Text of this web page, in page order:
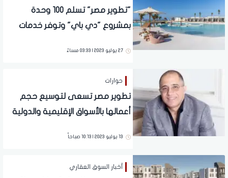
"تطوير مصر" تسلم 100 وحدة
بمشروع "دي باي" وتوفر خدمات
الصيف
27 يوليو 2023 | 03:33 مساءً
حوارات
تطوير مصر تسعى لتوسيع حجم
أعمالها بالأسواق الإقليمية والدولية
13 يوليو 2023 | 10:13 صباحاً
أخبار السوق العقاري